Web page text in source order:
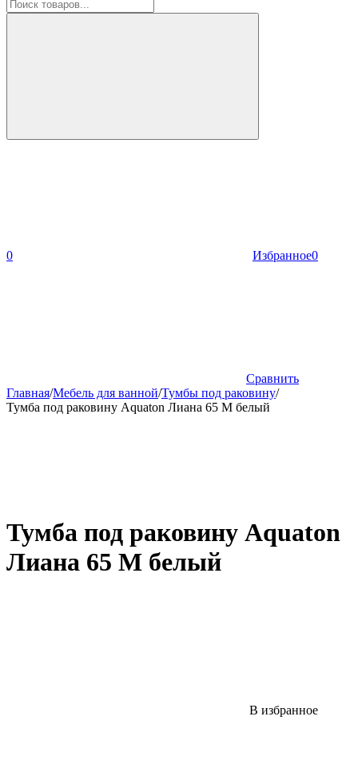
0 Избранное0
Сравнить
Главная/Мебель для ванной/Тумбы под раковину/
Тумба под раковину Aquaton Лиана 65 M белый
Тумба под раковину Aquaton
Лиана 65 M белый
В избранное